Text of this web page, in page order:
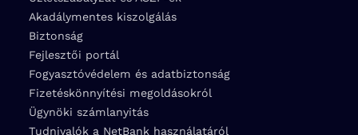
Akadálymentes kiszolgálás
Biztonság
Fejlesztői portál
Fogyasztóvédelem és adatbiztonság
Fizetéskönnyítési megoldásokról
Ügynöki számlanyitás
Tudnivalók a NetBank használatáról